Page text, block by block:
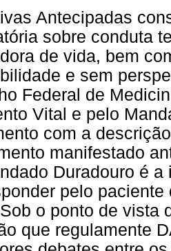
Antecipadas
sobre conduta
de vida, bem
e sem
Federal de
Vital e pelo
com a
manifestado
Duradouro é
pelo
o ponto de vista
que regulamente